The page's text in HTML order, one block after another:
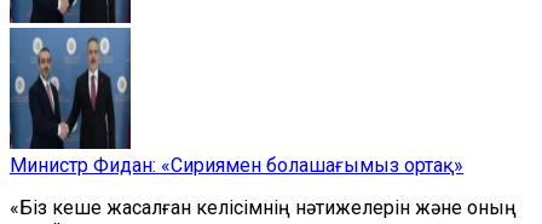
Министр Фидан: «Сириямен болашағымыз ортақ»
«Біз кеше жасалған келісімнің нәтижелерін және оның